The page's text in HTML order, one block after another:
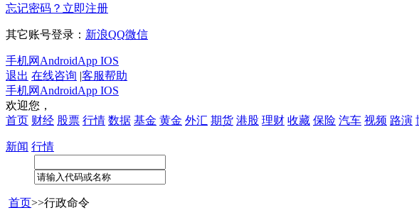
忘记密码？ 立即注册
其它账号登录： 新浪QQ微信
手机网 AndroidApp IOS
退出 在线咨询 |客服帮助
手机网 AndroidApp IOS
欢迎您，
首页 财经 股票 行情 数据 基金 黄金 外汇 期货 港股 理财 收藏 保险 汽车 视频 路演
新闻 行情
首页>>行政命令